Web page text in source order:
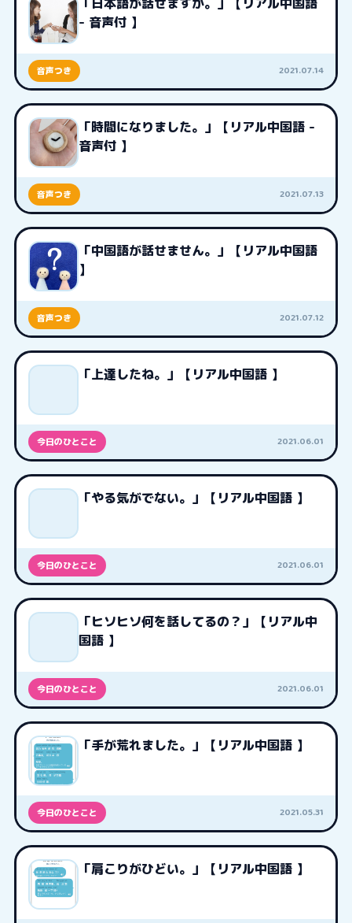
- 音声付 】
音声つき 2021.07.14
「時間になりました。」【リアル中国語 -
音声付 】
音声つき 2021.07.13
「中国語が話せません。」【リアル中国語
】
音声つき 2021.07.12
「上達したね。」【リアル中国語 】
今日のひとこと 2021.06.01
「やる気がでない。」【リアル中国語 】
今日のひとこと 2021.06.01
「ヒソヒソ何を話してるの？」【リアル中
国語 】
今日のひとこと 2021.06.01
「手が荒れました。」【リアル中国語 】
今日のひとこと 2021.05.31
「肩こりがひどい。」【リアル中国語 】